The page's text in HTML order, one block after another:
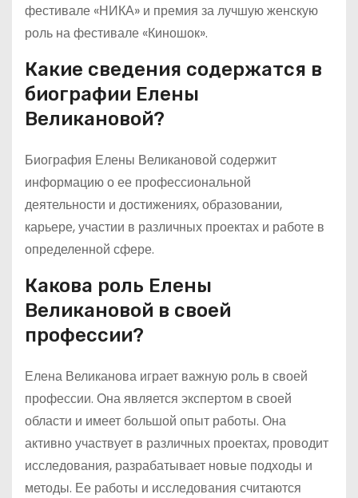
фестивале «НИКА» и премия за лучшую женскую
роль на фестивале «Киношок».
Какие сведения содержатся в
биографии Елены
Великановой?
Биография Елены Великановой содержит
информацию о ее профессиональной
деятельности и достижениях, образовании,
карьере, участии в различных проектах и работе в
определенной сфере.
Какова роль Елены
Великановой в своей
профессии?
Елена Великанова играет важную роль в своей
профессии. Она является экспертом в своей
области и имеет большой опыт работы. Она
активно участвует в различных проектах, проводит
исследования, разрабатывает новые подходы и
методы. Ее работы и исследования считаются